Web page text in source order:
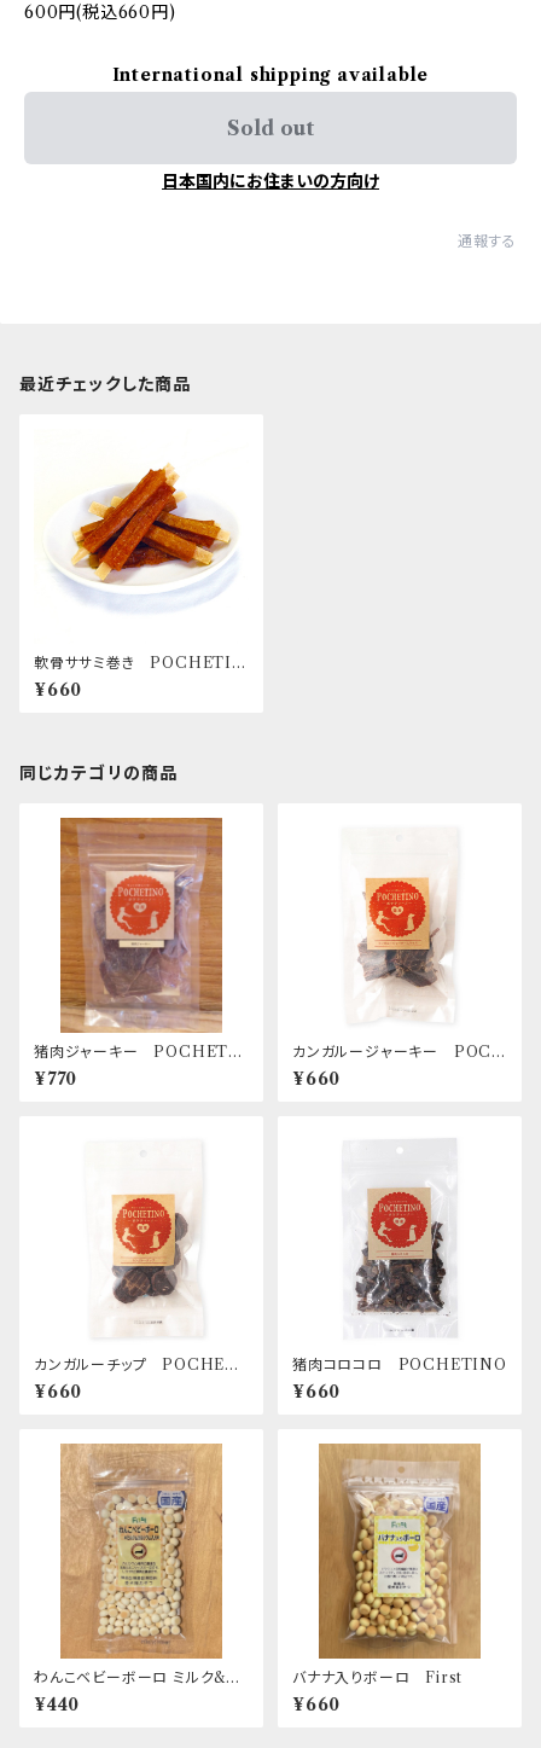
600円(税込660円)
International shipping available
Sold out
日本国内にお住まいの方向け
通報する
最近チェックした商品
軟骨ササミ巻き POCHETIN
O
¥660
同じカテゴリの商品
猪肉ジャーキー POCHETI
NO
¥770
カンガルージャーキー POCH
ETINO
¥660
カンガルーチップ POCHETI
NO
¥660
猪肉コロコロ POCHETINO
¥660
わんこベビーボーロ ミルク&カ
ルシウム入り First
¥440
バナナ入りボーロ First
¥660